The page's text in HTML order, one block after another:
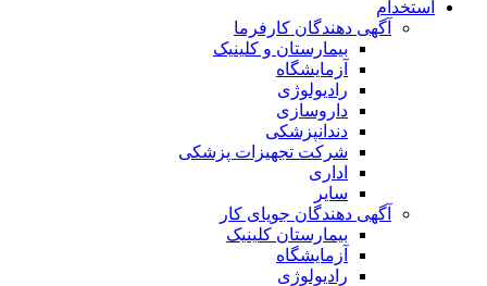
استخدام
آگهی دهندگان کارفرما
بیمارستان و کلینیک
آزمایشگاه
رادیولوژی
داروسازی
دندانپزشکی
شرکت تجهیزات پزشکی
اداری
سایر
آگهی دهندگان جویای کار
بیمارستان کلینیک
آزمایشگاه
رادیولوژی